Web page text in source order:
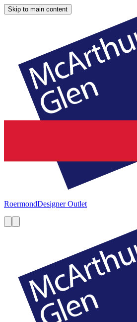
Skip to main content
RoermondDesigner Outlet